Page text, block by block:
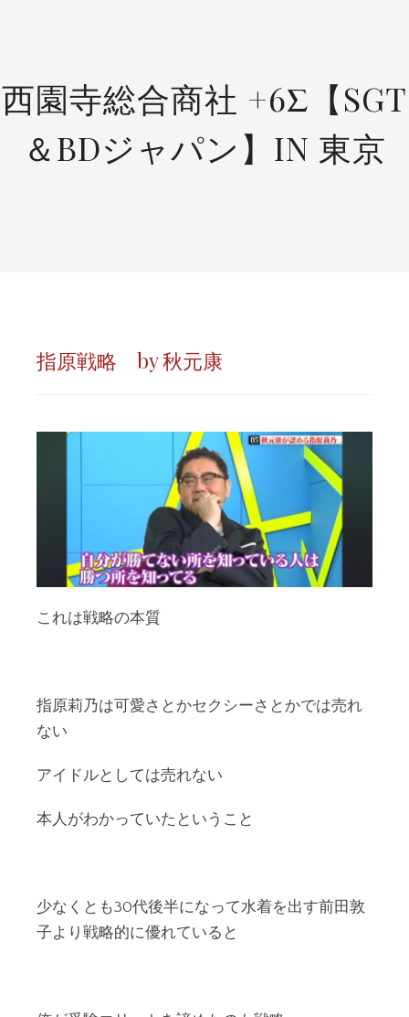
西園寺総合商社 +6Σ【SGT
＆BDジャパン】IN 東京
指原戦略 by 秋元康
これは戦略の本質
指原莉乃は可愛さとかセクシーさとかでは売れ
ない
アイドルとしては売れない
本人がわかっていたということ
少なくとも30代後半になって水着を出す前田敦
子より戦略的に優れていると